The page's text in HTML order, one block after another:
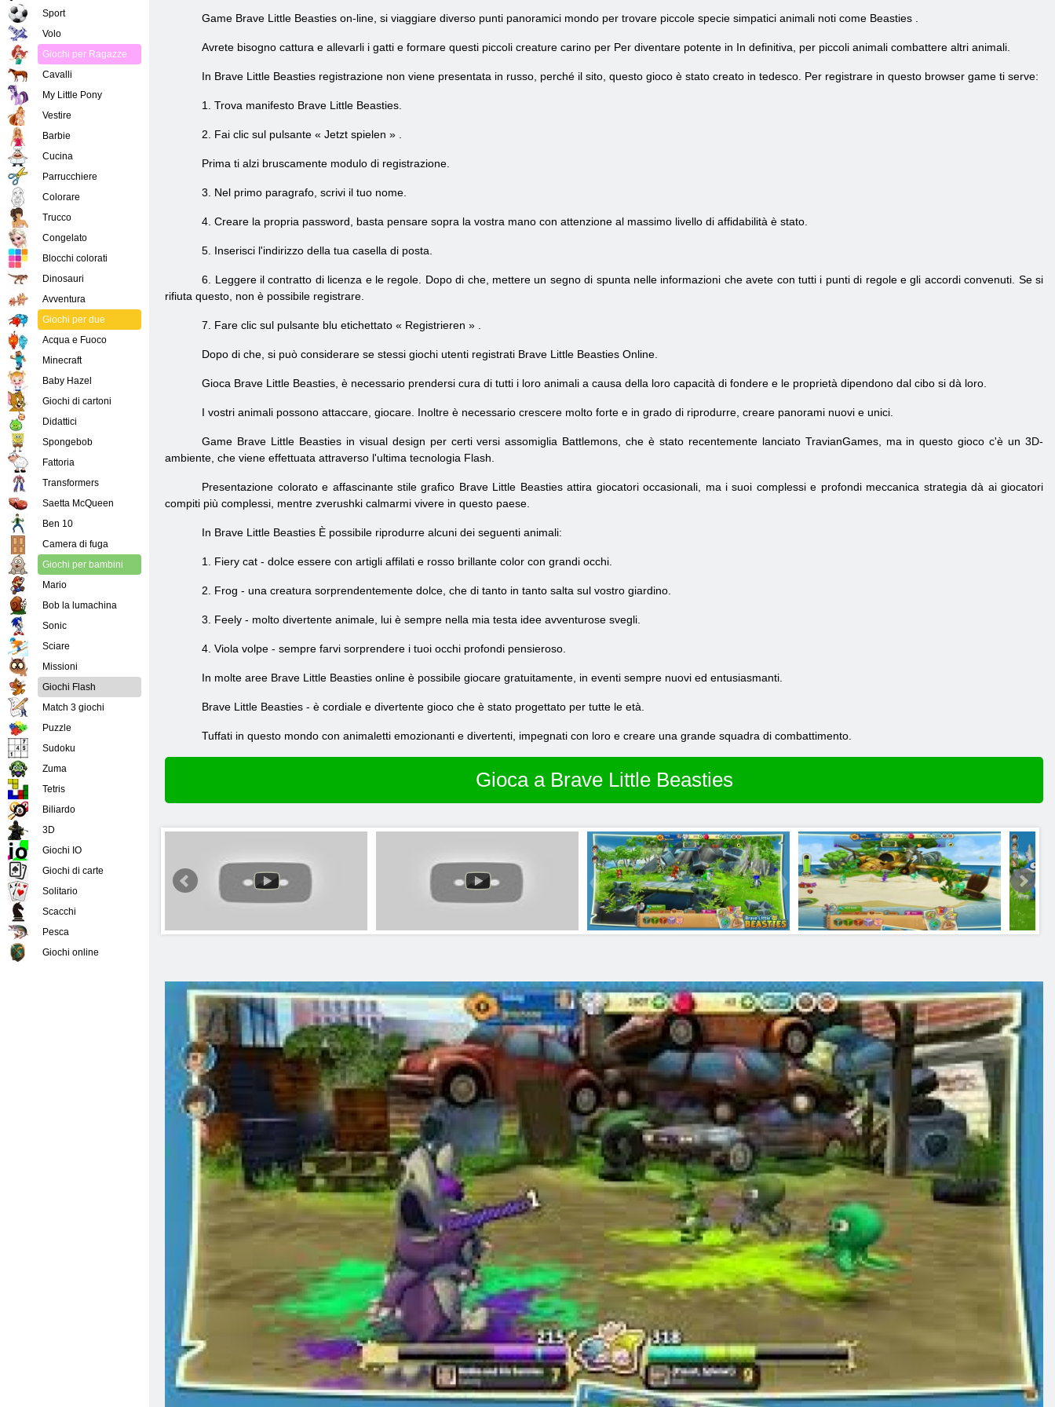
Game Brave Little Beasties on-line, siviaggiare diverso punti panoramici mondo per trovare piccole speciesimpatici animali noti come Beasties
Avrete bisognocattura eallevarli i gattie formarequesti piccolicreature carino per Per diventare potente in In definitiva, per piccoli animalicombatterealtri animali.
In Brave Little Beasties registrazione non viene presentata in russo, perché il sito, questo gioco è stato creato in tedesco. Per registrare in questo browser game ti serve:
1. Trova manifesto Brave Little Beasties.
2. Fai clic sul pulsante « Jetzt spielen»
Prima ti alzi bruscamente modulo di registrazione.
3. Nel primo paragrafo, scrivi il tuo nome.
4. Creare la propria password, basta pensare sopra la vostra mano con attenzione al massimo livello di affidabilità è stato.
5. Inserisci l'indirizzo della tua casella di posta.
6. Leggere il contratto di licenza e le regole. Dopo di che, mettere un segno di spunta nelle informazioni che avete con tutti i punti di regole e gli accordi convenuti. Se si
rifiuta questo, non è possibile registrare.
7. Fare clic sul pulsante blu etichettato « Registrieren»
Dopo di che, si può considerare se stessi giochi utenti registrati Brave Little Beasties Online.
Gioca Brave Little Beasties, è necessario prendersi cura di tutti i loro animali a causa della loro capacità di fondere e le proprietà dipendono dal cibo si dà loro.
I vostri animali possono attaccare, giocare. Inoltre è necessario crescere molto forte e in grado di riprodurre, creare panorami nuovi e unici.
Game Brave Little Beasties in visual design per certi versi assomiglia Battlemons, che è stato recentemente lanciato TravianGames, ma in questo gioco c'è un 3D-
ambiente, che viene effettuata attraverso l'ultima tecnologia Flash.
Presentazione colorato e affascinante stile grafico Brave Little Beasties attira giocatori occasionali, ma i suoi complessi e profondi meccanica strategia dà ai giocatori
compiti più complessi, mentre zverushki calmarmi vivere in questo paese.
In Brave Little Beasties È possibile riprodurre alcuni dei seguenti animali:
1. Fiery cat - dolceesserecon artigli affilatie rosso brillantecolorcon grandi occhi.
2. Frog - una creatura sorprendentemente dolce, che di tanto in tanto salta sul vostro giardino.
3. Feely - molto divertente animale, lui è sempre nella mia testa idee avventurose svegli.
4. Viola volpe - sempre farvi sorprendere i tuoi occhi profondi pensieroso.
In molte aree Brave Little Beasties online è possibile giocare gratuitamente, in eventi sempre nuovi ed entusiasmanti.
Brave Little Beasties - è cordiale e divertente gioco che è stato progettato per tutte le età.
Tuffati in questo mondo con animaletti emozionanti e divertenti, impegnati con loro e creare una grande squadra di combattimento.
Gioca a Brave Little Beasties
Sport
Volo
Giochi per Ragazze
Cavalli
My Little Pony
Vestire
Barbie
Cucina
Parrucchiere
Colorare
Trucco
Congelato
Blocchi colorati
Dinosauri
Avventura
Giochi per due
Acqua e Fuoco
Minecraft
Baby Hazel
Giochi di cartoni
Didattici
Spongebob
Fattoria
Transformers
Saetta McQueen
Ben 10
Camera di fuga
Giochi per bambini
Mario
Bob la lumachina
Sonic
Sciare
Missioni
Giochi Flash
Match 3 giochi
Puzzle
Sudoku
Zuma
Tetris
Biliardo
3D
Giochi IO
Giochi di carte
Solitario
Scacchi
Pesca
Giochi online